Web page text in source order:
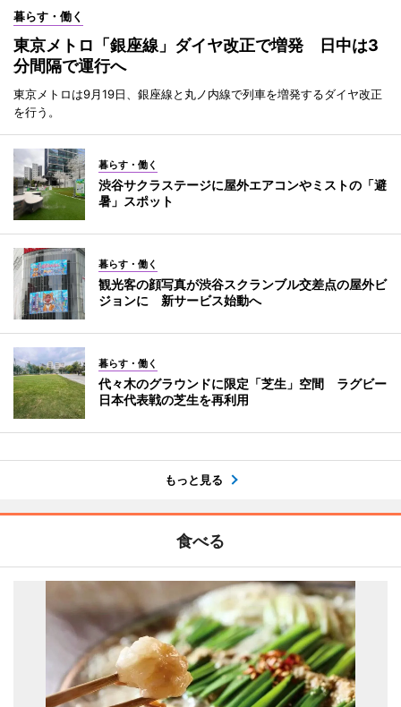
暮らす・働く
東京メトロ「銀座線」ダイヤ改正で増発 日中は3
分間隔で運行へ
東京メトロは9月19日、銀座線と丸ノ内線で列車を増発するダイヤ改正
を行う。
暮らす・働く
渋谷サクラステージに屋外エアコンやミストの「避
暑」スポット
暮らす・働く
観光客の顔写真が渋谷スクランブル交差点の屋外ビ
ジョンに 新サービス始動へ
暮らす・働く
代々木のグラウンドに限定「芝生」空間 ラグビー
日本代表戦の芝生を再利用
もっと見る
食べる